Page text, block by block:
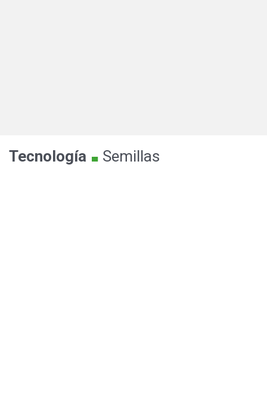
Tecnología . Semillas